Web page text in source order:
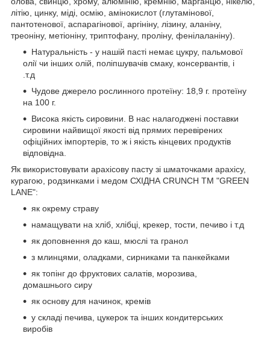
літію, цинку, міді, осмію, амінокислот (глутамінової,
пантотенової, аспарагінової, аргініну, лізину, аланіну,
треоніну, метіоніну, триптофану, проліну, фенілаланіну).
Натуральність - у нашій пасті немає цукру, пальмової
олії чи інших олій, поліпшувачів смаку, консервантів, і
.т.д
Чудове джерело рослинного протеїну: 18,9 г. протеїну
на 100 г.
Висока якість сировини. В нас налагоджені поставки
сировини найвищої якості від прямих перевірених
офіційних імпортерів, то ж і якість кінцевих продуктів
відповідна.
Як використовувати арахісову пасту зі шматочками арахісу,
курагою, родзинками і медом СХІДНА CRUNCH ТМ "GREEN
LANE":
як окрему страву
намащувати на хліб, хлібці, крекер, тости, печиво і т.д
як доповнення до каш, мюслі та гранол
з млинцями, оладками, сирниками та панкейками
як топінг до фруктових салатів, морозива,
домашнього сиру
як основу для начинок, кремів
у складі печива, цукерок та інших кондитерських
виробів